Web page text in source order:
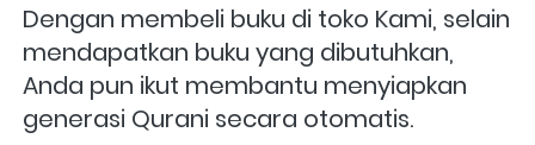
Dengan membeli buku di toko Kami, selain
mendapatkan buku yang dibutuhkan,
Anda pun ikut membantu menyiapkan
generasi Qurani secara otomatis.